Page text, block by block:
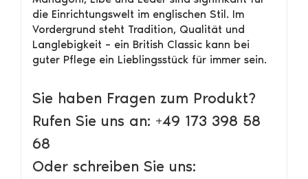
die Einrichtungswelt im englischen Stil. Im
Vordergrund steht Tradition, Qualität und
Langlebigkeit – ein British Classic kann bei
guter Pflege ein Lieblingsstück für immer sein.
Sie haben Fragen zum Produkt?
Rufen Sie uns an: +49 173 398 58
68
Oder schreiben Sie uns: